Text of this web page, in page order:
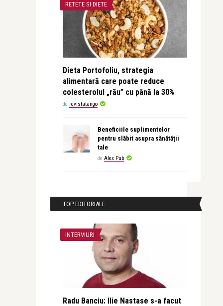
RETETE SI DIETE
Dieta Portofoliu, strategia
alimentară care poate reduce
colesterolul „rău” cu până la 30%
de revistatango
Beneficiile suplimentelor
pentru slăbit asupra sănătății
tale
de Alex Pub
TOP EDITORIALE
INTERVIURI
Radu Banciu: Ilie Nastase s-a facut